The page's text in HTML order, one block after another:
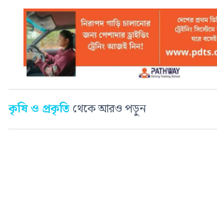
কৃষি ও প্রকৃতি থেকে আরও পড়ুন